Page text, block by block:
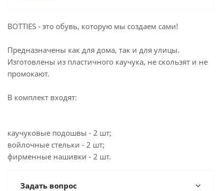
BOTTIES - это обувь, которую мы создаем сами!
Предназначены как для дома, так и для улицы.
Изготовлены из пластичного каучука, не скользят и не
промокают.
В комплект входят:
каучуковые подошвы - 2 шт;
войлочные стельки - 2 шт;
фирменные нашивки - 2 шт.
Задать вопрос